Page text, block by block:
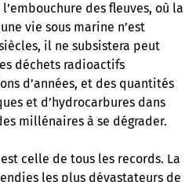
des fleuves, où la
vie sous marine n’est
il ne subsistera peut
déchets radioactifs
d’années, et des quantités
et d’hydrocarbures dans
millénaires à se dégrader.
celle de tous les records. La
les plus dévastateurs de